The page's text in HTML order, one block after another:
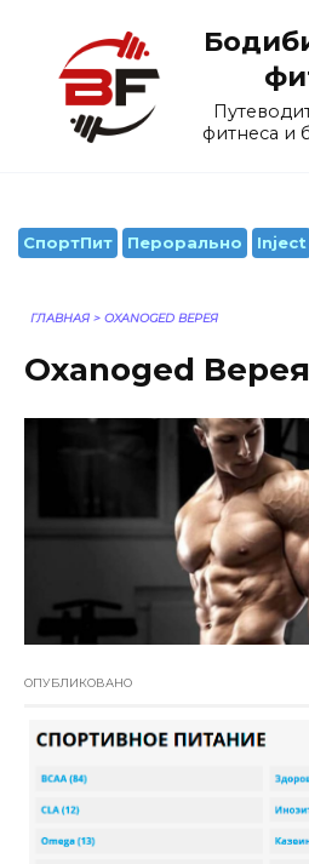
содержанию
фитнеса и
СпортПит Перорально Inject
ГЛАВНАЯ > OXANOGED ВЕРЕЯ
Oxanoged Верея
ОПУБЛИКОВАНО